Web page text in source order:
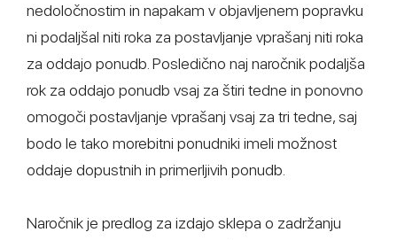
nedoločnostim in napakam v objavljenem popravku
ni podaljšal niti roka za postavljanje vprašanj niti roka
za oddajo ponudb. Posledično naj naročnik podaljša
rok za oddajo ponudb vsaj za štiri tedne in ponovno
omogoči postavljanje vprašanj vsaj za tri tedne, saj
bodo le tako morebitni ponudniki imeli možnost
oddaje dopustnih in primerljivih ponudb.
Naročnik je predlog za izdajo sklepa o zadržanju